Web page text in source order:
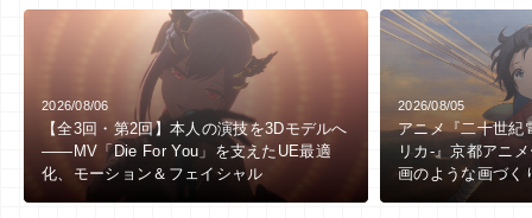
2026/08/06
【全3回・第2回】本人の演技を3Dモデルへ
――MV「Die For You」を支えたUE最適
化、モーション＆フェイシャル
2026/08/05
アニメ『二十世紀
リカ-』京都アニ
画のような画づく